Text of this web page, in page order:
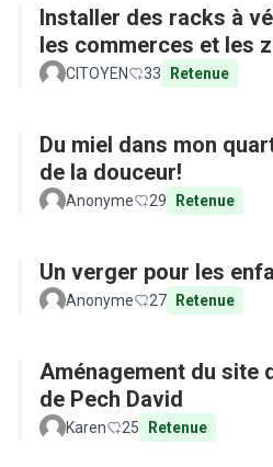
Installer des racks à
les commerces et les
CITOYEN 33 Retenue
Du miel dans mon
de la douceur!
Anonyme 29 Retenue
Un verger pour les
Anonyme 27 Retenue
Aménagement du site
de Pech David
Karen 25 Retenue